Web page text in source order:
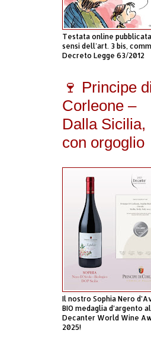
Testata online
sensi dell'art. 3 bis,
Decreto Legge 63/2012
🍷 Principe di
Corleone –
Dalla Sicilia,
con orgoglio
Il nostro Sophia Nero
BIO medaglia d’argento al
Decanter World Wine
2025!